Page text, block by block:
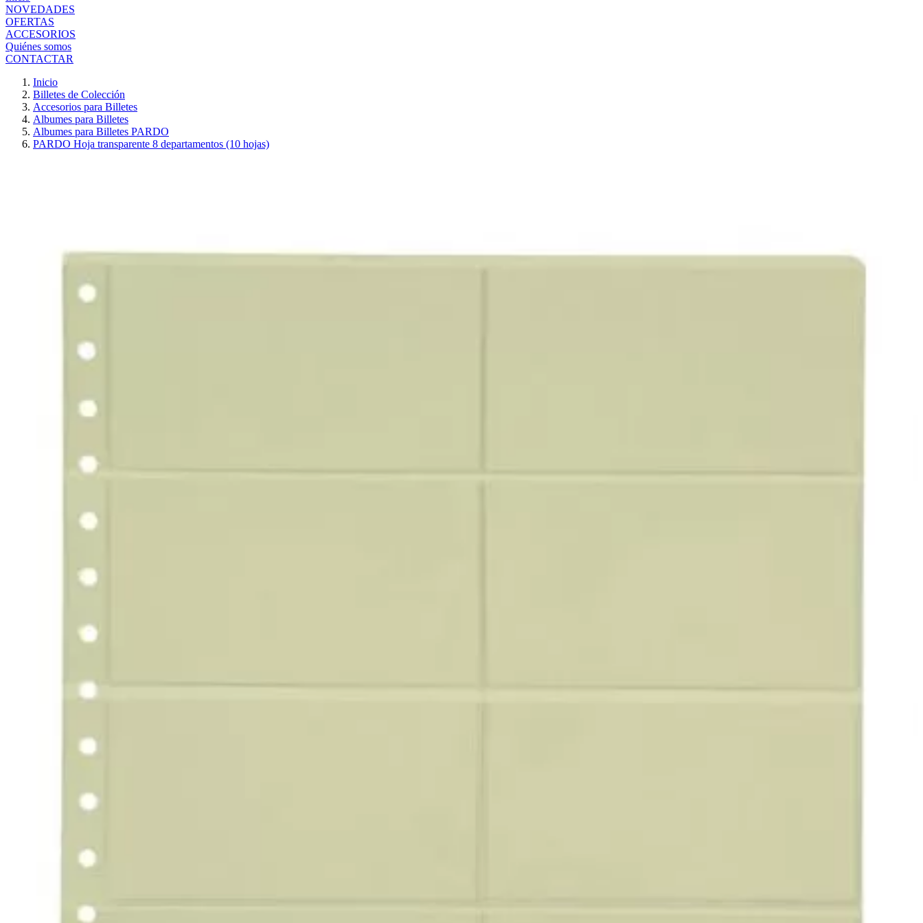
NOVEDADES
OFERTAS
ACCESORIOS
Quiénes somos
CONTACTAR
Inicio
Billetes de Colección
Accesorios para Billetes
Albumes para Billetes
Albumes para Billetes PARDO
PARDO Hoja transparente 8 departamentos (10 hojas)